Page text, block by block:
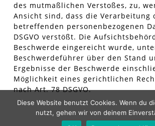
des mutmaßlichen Verstoßes, zu,
Ansicht sind, dass die Verarbeitung
betreffenden personenbezogenen
DSGVO verstößt. Die
Beschwerde eingereicht wurde,
Beschwerdeführer über den Stand
Ergebnisse der Beschwerde
Möglichkeit eines gerichtlichen
nach Art. 78 DSGVO.
Diese Website benutzt Cookies. Wenn du
nutzt, gehen wir von deinem